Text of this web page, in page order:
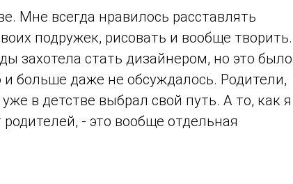
Мне всегда нравилось расставлять
подружек, рисовать и вообще творить.
захотела стать дизайнером, но это было
больше даже не обсуждалось. Родители,
в детстве выбрал свой путь. А то, как я
- это вообще отдельная